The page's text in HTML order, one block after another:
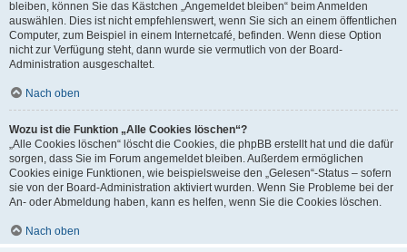
bleiben, können Sie das Kästchen „Angemeldet bleiben“ beim Anmelden
auswählen. Dies ist nicht empfehlenswert, wenn Sie sich an einem öffentlichen
Computer, zum Beispiel in einem Internetcafé, befinden. Wenn diese Option
nicht zur Verfügung steht, dann wurde sie vermutlich von der Board-
Administration ausgeschaltet.
Nach oben
Wozu ist die Funktion „Alle Cookies löschen“?
„Alle Cookies löschen“ löscht die Cookies, die phpBB erstellt hat und die dafür
sorgen, dass Sie im Forum angemeldet bleiben. Außerdem ermöglichen
Cookies einige Funktionen, wie beispielsweise den „Gelesen“-Status – sofern
sie von der Board-Administration aktiviert wurden. Wenn Sie Probleme bei der
An- oder Abmeldung haben, kann es helfen, wenn Sie die Cookies löschen.
Nach oben